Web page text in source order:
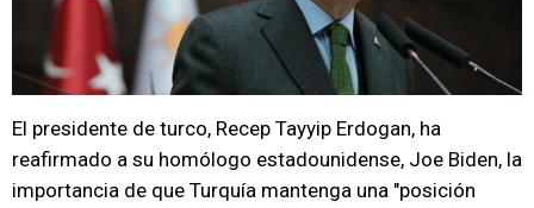
El presidente de turco, Recep Tayyip Erdogan, ha
reafirmado a su homólogo estadounidense, Joe Biden, la
importancia de que Turquía mantenga una "posición